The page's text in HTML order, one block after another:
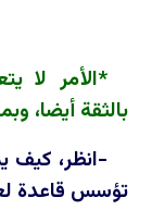
*الأمر لا
بالثقة أيضا،
-انظر، كيف
تؤسس قاعدة